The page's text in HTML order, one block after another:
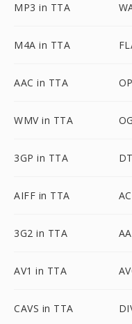
MP3 in TTA
M4A in TTA
AAC in TTA
WMV in TTA
3GP in TTA
AIFF in TTA
3G2 in TTA
AV1 in TTA
CAVS in TTA